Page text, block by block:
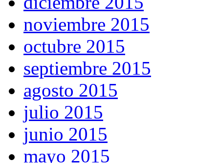
noviembre 2015
octubre 2015
septiembre 2015
agosto 2015
julio 2015
junio 2015
mayo 2015